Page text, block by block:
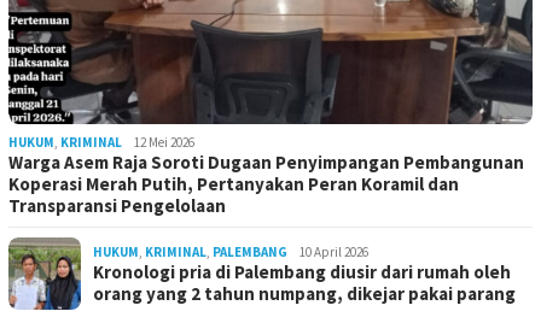
HUKUM, KRIMINAL 12 Mei 2026
Warga Asem Raja Soroti Dugaan Penyimpangan Pembangunan
Koperasi Merah Putih, Pertanyakan Peran Koramil dan
Transparansi Pengelolaan
HUKUM, KRIMINAL, PALEMBANG 10 April 2026
Kronologi pria di Palembang diusir dari rumah oleh
orang yang 2 tahun numpang, dikejar pakai parang